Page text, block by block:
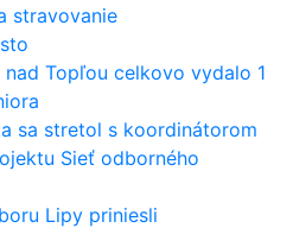
stravovanie
Topľou celkovo vydalo 1
sa stretol s koordinátorom
Sieť odborného
Lipy priniesli